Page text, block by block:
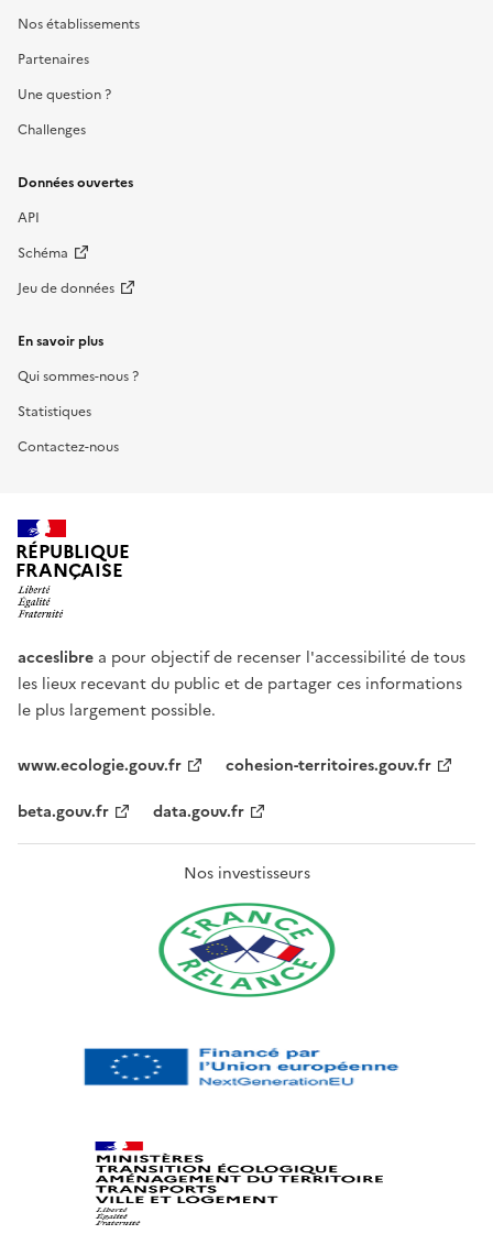
Nos établissements
Partenaires
Une question ?
Challenges
Données ouvertes
API
Schéma
Jeu de données
En savoir plus
Qui sommes-nous ?
Statistiques
Contactez-nous
RÉPUBLIQUE
FRANÇAISE
acceslibre a pour objectif de recenser l'accessibilité de tous
les lieux recevant du public et de partager ces informations
le plus largement possible.
www.ecologie.gouv.fr
cohesion-territoires.gouv.fr
beta.gouv.fr
data.gouv.fr
Nos investisseurs